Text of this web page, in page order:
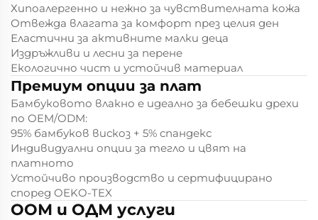
Хипоалергенно и нежно за чувствителната кожа
Отвежда влагата за комфорт през целия ден
Еластични за активните малки деца
Издръжливи и лесни за перене
Екологично чист и устойчив материал
Премиум опции за плат
Бамбуковото влакно е идеално за бебешки дрехи
по OEM/ODM:
95% бамбуков вискоз + 5% спандекс
Индивидуални опции за тегло и цвят на
платното
Устойчиво производство и сертифицирано
според OEKO-TEX
ООМ и ОДМ услуги